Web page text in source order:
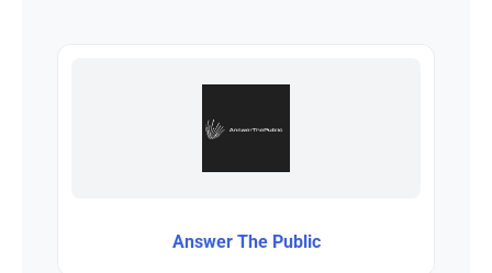
Answer The Public